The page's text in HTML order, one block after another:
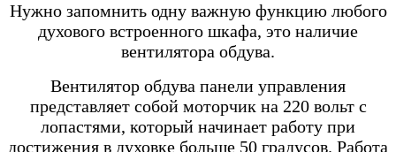
Нужно запомнить одну важную функцию любого
духового встроенного шкафа, это наличие
вентилятора обдува.
Вентилятор обдува панели управления
представляет собой моторчик на 220 вольт с
лопастями, который начинает работу при
достижения в духовке больше 50 градусов. Работа